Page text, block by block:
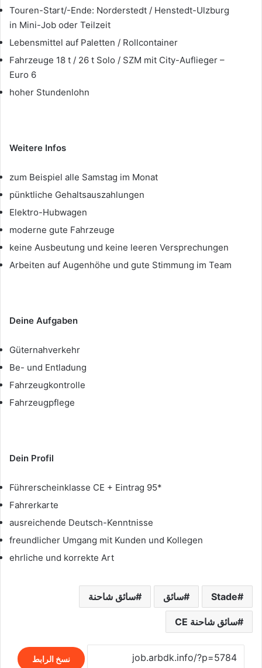
Touren-Start/-Ende: Norderstedt / Henstedt-Ulzburg
in Mini-Job oder Teilzeit
Lebensmittel auf Paletten / Rollcontainer
Fahrzeuge 18 t / 26 t Solo / SZM mit City-Auflieger –
Euro 6
hoher Stundenlohn
Weitere Infos
zum Beispiel alle Samstag im Monat
pünktliche Gehaltsauszahlungen
Elektro-Hubwagen
moderne gute Fahrzeuge
keine Ausbeutung und keine leeren Versprechungen
Arbeiten auf Augenhöhe und gute Stimmung im Team
Deine Aufgaben
Güternahverkehr
Be- und Entladung
Fahrzeugkontrolle
Fahrzeugpflege
Dein Profil
Führerscheinklasse CE + Eintrag 95*
Fahrerkarte
ausreichende Deutsch-Kenntnisse
freundlicher Umgang mit Kunden und Kollegen
ehrliche und korrekte Art
Stade سائق سائق شاحنة
سائق شاحنة CE
نسخ الرابط